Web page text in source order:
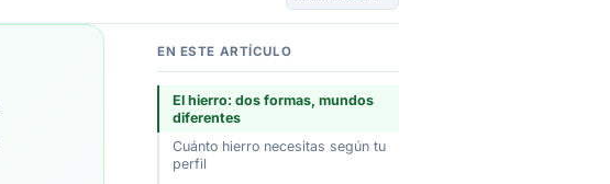
EN ESTE ARTÍCULO
El hierro: dos formas, mundos
diferentes
Cuánto hierro necesitas según tu
perfil